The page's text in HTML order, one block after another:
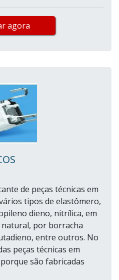
agora
de peças técnicas em
tipos de elastômero,
dieno, nitrílica, em
por borracha
entre outros. No
peças técnicas em
são fabricadas